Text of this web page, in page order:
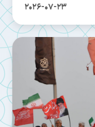
2026-07-23